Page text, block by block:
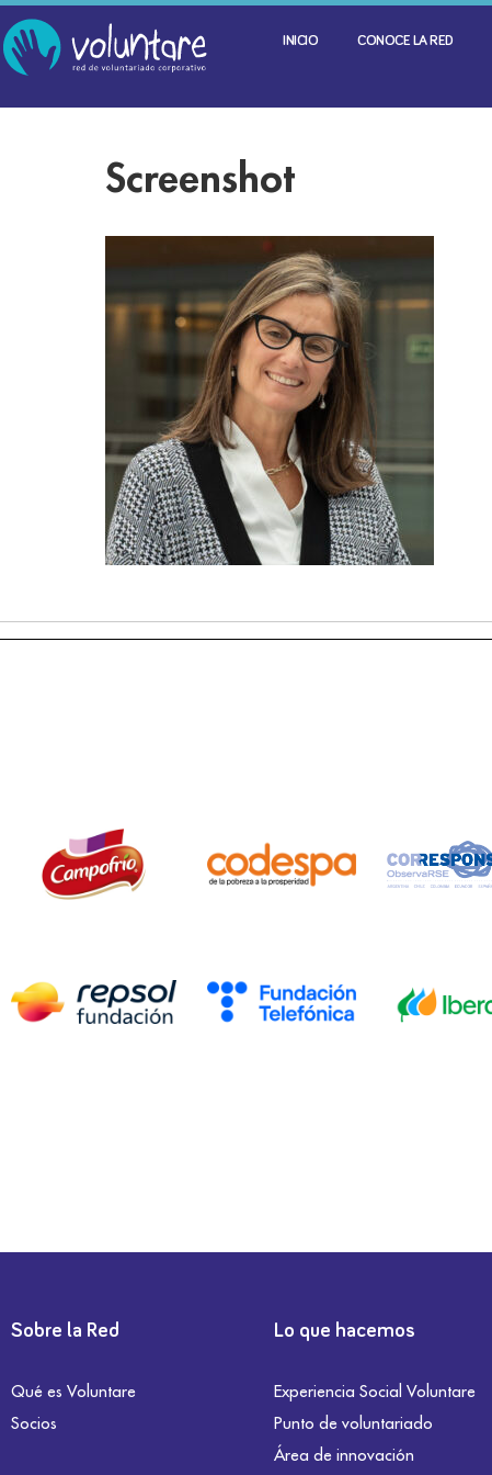
INICIO CONOCE LA RED
Screenshot
Sobre la Red
Qué es Voluntare
Socios
Lo que hacemos
Experiencia Social Voluntare
Punto de voluntariado
Área de innovación